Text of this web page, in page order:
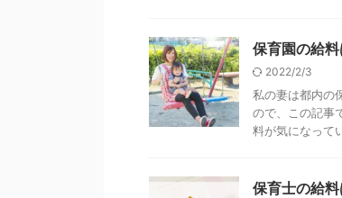
保育園の給
2022/2/3
私の妻は都内の
ので、この記事
料が気になって
保育士の給